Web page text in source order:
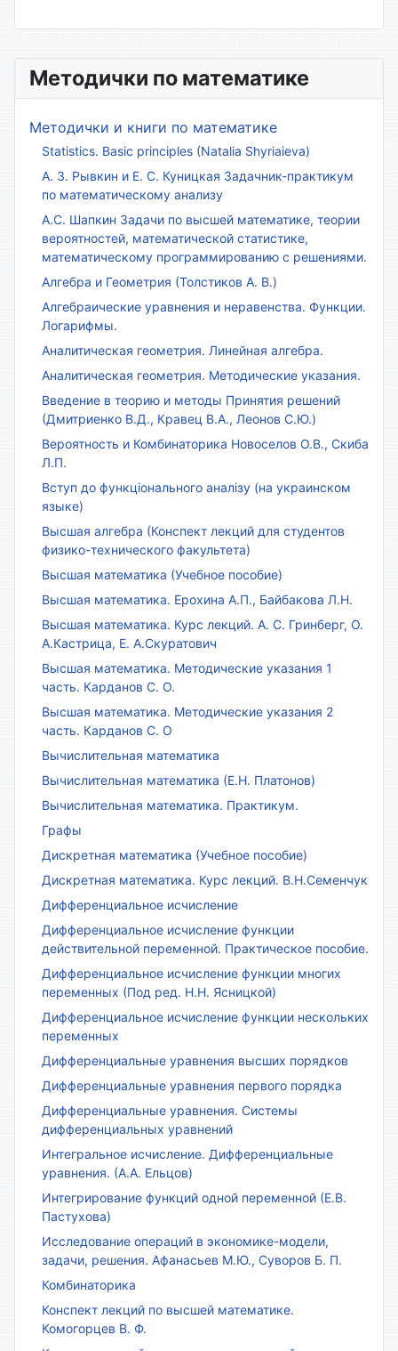
Методички по математике
Методички и книги по математике
Statistics. Basic principles (Natalia Shyriaieva)
А. З. Рывкин и Е. С. Куницкая Задачник-практикум
по математическому анализу
А.С. Шапкин Задачи по высшей математике, теории
вероятностей, математической статистике,
математическому программированию с решениями.
Алгебра и Геометрия (Толстиков А. В.)
Алгебраические уравнения и неравенства. Функции.
Логарифмы.
Аналитическая геометрия. Линейная алгебра.
Аналитическая геометрия. Методические указания.
Введение в теорию и методы Принятия решений
(Дмитриенко В.Д., Кравец В.А., Леонов С.Ю.)
Вероятность и Комбинаторика Новоселов О.В., Скиба
Л.П.
Вступ до функціонального аналізу (на украинском
языке)
Высшая алгебра (Конспект лекций для студентов
физико-технического факультета)
Высшая математика (Учебное пособие)
Высшая математика. Ерохина А.П., Байбакова Л.Н.
Высшая математика. Курс лекций. А. С. Гринберг, О.
А.Кастрица, Е. А.Скуратович
Высшая математика. Методические указания 1
часть. Карданов С. О.
Высшая математика. Методические указания 2
часть. Карданов С. О
Вычислительная математика
Вычислительная математика (Е.Н. Платонов)
Вычислительная математика. Практикум.
Графы
Дискретная математика (Учебное пособие)
Дискретная математика. Курс лекций. В.Н.Семенчук
Дифференциальное исчисление
Дифференциальное исчисление функции
действительной переменной. Практическое пособие.
Дифференциальное исчисление функции многих
переменных (Под ред. Н.Н. Ясницкой)
Дифференциальное исчисление функции нескольких
переменных
Дифференциальные уравнения высших порядков
Дифференциальные уравнения первого порядка
Дифференциальные уравнения. Системы
дифференциальных уравнений
Интегральное исчисление. Дифференциальные
уравнения. (А.А. Ельцов)
Интегрирование функций одной переменной (Е.В.
Пастухова)
Исследование операций в экономике-модели,
задачи, решения. Афанасьев М.Ю., Суворов Б. П.
Комбинаторика
Конспект лекций по высшей математике.
Комогорцев В. Ф.